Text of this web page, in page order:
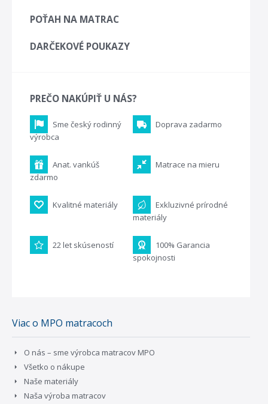
POŤAH NA MATRAC
DARČEKOVÉ POUKAZY
PREČO NAKÚPIŤ U NÁS?
Sme český rodinný
výrobca
Doprava zadarmo
Anat. vankúš
zdarmo
Matrace na mieru
Kvalitné materiály
Exkluzivné prírodné
materiály
22 let skúseností
100% Garancia
spokojnosti
Viac o MPO matracoch
O nás – sme výrobca matracov MPO
Všetko o nákupe
Naše materiály
Naša výroba matracov